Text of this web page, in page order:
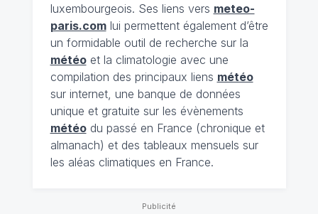
luxembourgeois. Ses liens vers meteo-
paris.comlui permettent également d’être
un formidable outil de recherche sur la
météoet la climatologie avec une
compilation des principaux liens météo
sur internet, une banque de données
unique et gratuite sur les évènements
météodu passé en France (chronique et
almanach) et des tableaux mensuels sur
les aléas climatiques en France.